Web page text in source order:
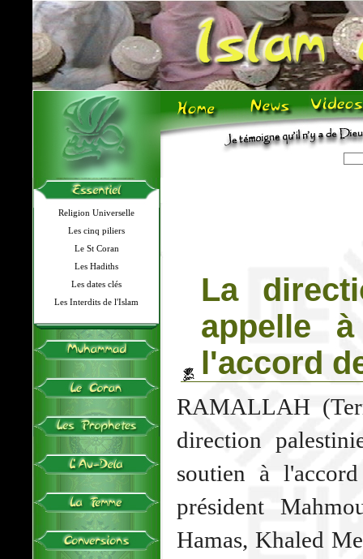
Religion Universelle
Les cinq piliers
Le St Coran
Les Hadiths
Les dates clés
Les Interdits de l'Islam
La
appelle
l'accord
RAMALLAH
direction
soutien à
président
Hamas, Khaled